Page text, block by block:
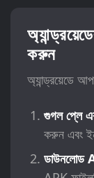
করুন
অ্যান্ড্রয়েডে
গুগল প্লে
করুন এবং
ডাউনলোড